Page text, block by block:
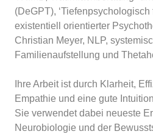
(DeGPT), ‘Tiefenpsychologisch
existentiell orientierter
Christian Meyer, NLP,
Familienaufstellung und
Ihre Arbeit ist durch Klarheit,
Empathie und eine gute
Sie verwendet dabei neueste
Neurobiologie und der